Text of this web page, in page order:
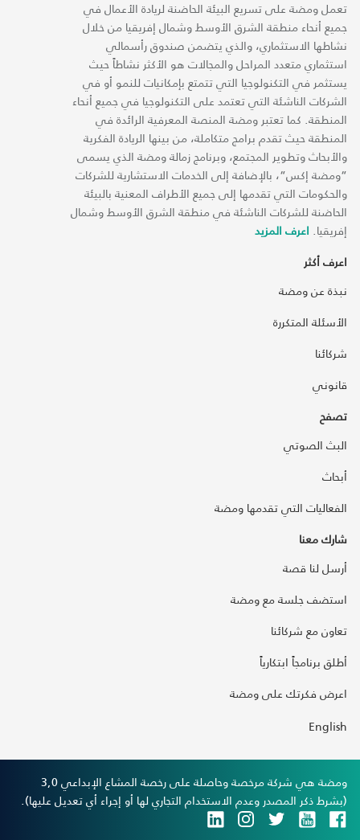
تعمل ومضة على تسريع البيئة الحاضنة لريادة الأعمال في
جميع أنحاء منطقة الشرق الأوسط وشمال إفريقيا من خلال
نشاطها الاستثماري، والذي يتضمن صندوق رأسمالي
استثماري متعدد المراحل والمجالات هو الأكثر نشاطاً حيث
يستثمر في التكنولوجيا التي تتمتع بإمكانيات للنمو أو في
الشركات الناشئة التي تعتمد على التكنولوجيا في جميع أنحاء
المنطقة. كما تعتبر ومضة المنصة المعرفية الرائدة في
المنطقة حيث تقدم برامج متكاملة، من بينها الريادة الفكرية
والأبحاث وتطوير المجتمع، وبرنامج زمالة ومضة الذي يسمى
“ومضة إكس“، بالإضافة إلى الخدمات الاستشارية للشركات
والحكومات التي تقدمها إلى جميع الأطراف المعنية بالبيئة
الحاضنة للشركات الناشئة في منطقة الشرق الأوسط وشمال
إفريقيا. اعرف المزيد
اعرف أكثر
نبذة عن ومضة
الأسئلة المتكررة
شركائنا
قانوني
تصفح
البث الصوتي
أبحاث
الفعاليات التي تقدمها ومضة
شارك معنا
أرسل لنا قصة
استضف جلسة مع ومضة
تعاون مع شركائنا
أطلق برنامجاً ابتكارياً
اعرض فكرتك على ومضة
English
ومضة هي شركة مرخصة وحاصلة على رخصة المشاع الإبداعي 3,0
(بشرط ذكر المصدر وعدم الاستخدام التجاري لها أو إجراء أي تعديل عليها).